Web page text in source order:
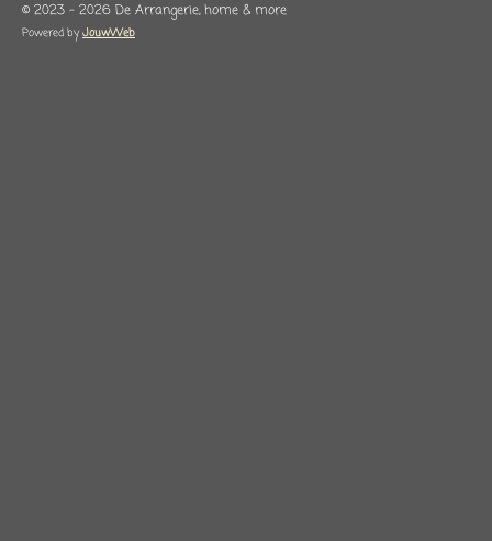
© 2023 - 2026 De Arrangerie, home & more
Powered byJouwWeb